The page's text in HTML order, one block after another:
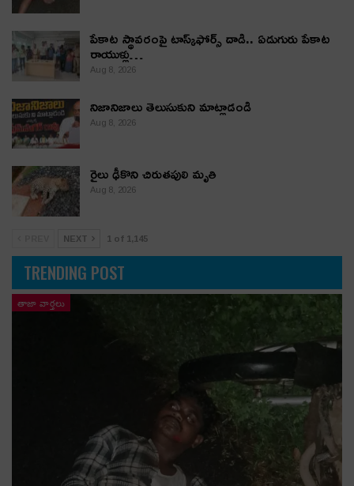
పేకాట స్థావరంపై టాస్క్‌ఫోర్స్ దాడి.. ఏడుగురు పేకాట
రాయుళ్లు…
Aug 8, 2026
నిజానిజాలు తెలుసుకుని మాట్లాడండి
Aug 8, 2026
రైలు ఢీకొని చిరుతపులి మృతి
Aug 8, 2026
NEXT 1 of 1,145
TRENDING POST
తాజా వార్తలు